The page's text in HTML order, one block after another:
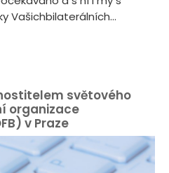
Vašichbilaterálních...
světového
organizace
v Praze